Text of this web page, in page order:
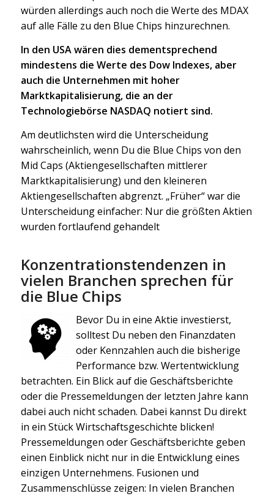
würden allerdings auch noch die Werte des MDAX
auf alle Fälle zu den Blue Chips hinzurechnen.
In den USA wären dies dementsprechend
mindestens die Werte des Dow Indexes, aber
auch die Unternehmen mit hoher
Marktkapitalisierung, die an der
Technologiebörse NASDAQ notiert sind.
Am deutlichsten wird die Unterscheidung
wahrscheinlich, wenn Du die Blue Chips von den
Mid Caps (Aktiengesellschaften mittlerer
Marktkapitalisierung) und den kleineren
Aktiengesellschaften abgrenzt. „Früher“ war die
Unterscheidung einfacher: Nur die größten Aktien
wurden fortlaufend gehandelt
Konzentrationstendenzen in
vielen Branchen sprechen für
die Blue Chips
Bevor Du in eine Aktie investierst,
solltest Du neben den Finanzdaten
oder Kennzahlen auch die bisherige
Performance bzw. Wertentwicklung
betrachten. Ein Blick auf die Geschäftsberichte
oder die Pressemeldungen der letzten Jahre kann
dabei auch nicht schaden. Dabei kannst Du direkt
in ein Stück Wirtschaftsgeschichte blicken!
Pressemeldungen oder Geschäftsberichte geben
einen Einblick nicht nur in die Entwicklung eines
einzigen Unternehmens. Fusionen und
Zusammenschlüsse zeigen: In vielen Branchen